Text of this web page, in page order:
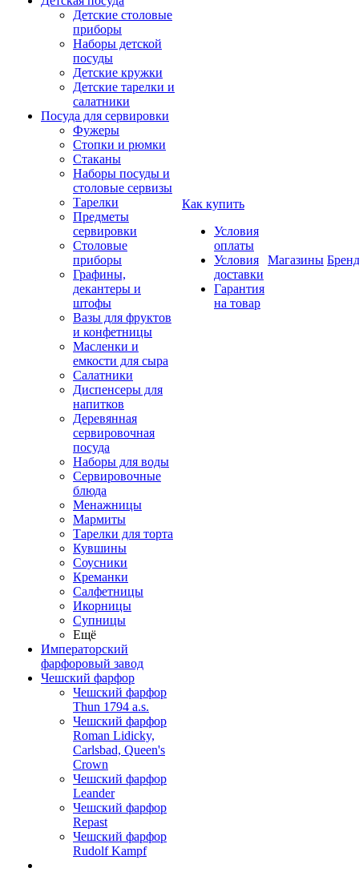
Детские столовые
приборы
Наборы детской
посуды
Детские кружки
Детские тарелки и
салатники
Посуда для сервировки
Фужеры
Стопки и рюмки
Стаканы
Наборы посуды и
столовые сервизы
Тарелки
Предметы
сервировки
Столовые
приборы
Графины,
декантеры и
штофы
Вазы для фруктов
и конфетницы
Масленки и
емкости для сыра
Салатники
Диспенсеры для
напитков
Деревянная
сервировочная
посуда
Наборы для воды
Сервировочные
блюда
Менажницы
Мармиты
Тарелки для торта
Кувшины
Соусники
Креманки
Салфетницы
Икорницы
Супницы
Ещё
Императорский
фарфоровый завод
Чешский фарфор
Чешский фарфор
Thun 1794 a.s.
Чешский фарфор
Roman Lidicky,
Carlsbad, Queen's
Crown
Чешский фарфор
Leander
Чешский фарфор
Repast
Чешский фарфор
Rudolf Kampf
Как купить
Условия
оплаты
Условия
доставки
Гарантия
на товар
Магазины